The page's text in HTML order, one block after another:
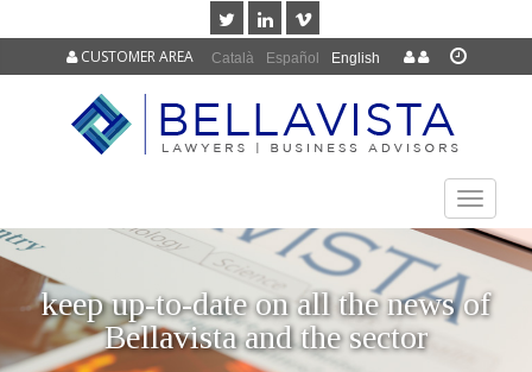
Català Español English
CUSTOMER AREA
TOGGLE
keep up-to-date on all the news of
Bellavista and the sector